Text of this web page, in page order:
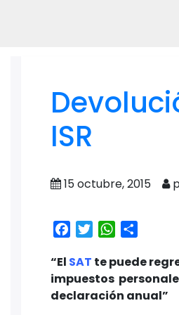
ISR
15 octubre, 2015
Facebook
TwitterWhatsApp
“El SAT te puede
impuestos
declaración anual”